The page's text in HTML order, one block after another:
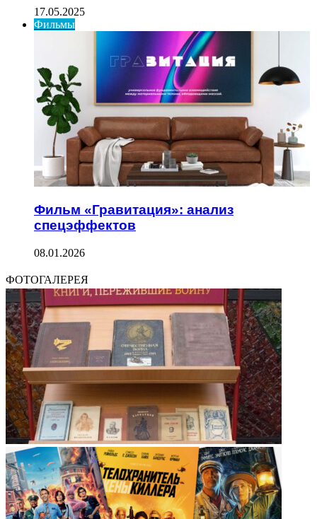
17.05.2025
Фильмы
Фильм «Гравитация»: анализ
спецэффектов
08.01.2026
ФОТОГАЛЕРЕЯ